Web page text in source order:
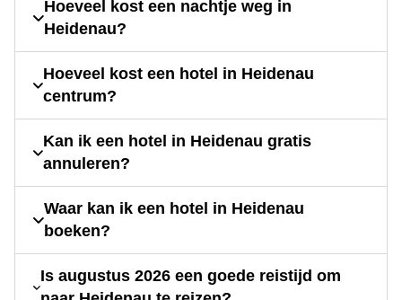
Hoeveel kost een nachtje weg in
Heidenau?
Hoeveel kost een hotel in Heidenau
centrum?
Kan ik een hotel in Heidenau gratis
annuleren?
Waar kan ik een hotel in Heidenau
boeken?
Is augustus 2026 een goede reistijd om